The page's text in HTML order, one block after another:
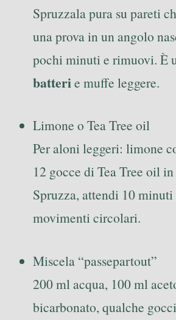
Spruzzala pura su pareti
una prova in un angolo
pochi minuti e rimuovi. È
batterie muffe leggere.
Limone o Tea Tree oil
Per aloni leggeri: limone
12 gocce di Tea Tree oil
Spruzza, attendi 10
movimenti circolari.
Miscela “passepartout”
200 ml acqua, 100 ml
bicarbonato, qualche